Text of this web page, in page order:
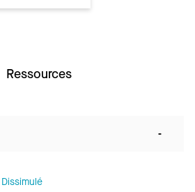
Ressources
-
Dissimulé